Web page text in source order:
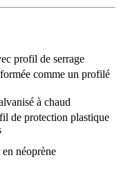
profil de serrage
comme un profilé
à chaud
de protection plastique
néoprène